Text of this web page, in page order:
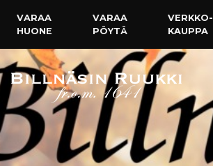
VARAA
HUONE
VARAA
PÖYTÄ
VERKKO­
KAUPPA